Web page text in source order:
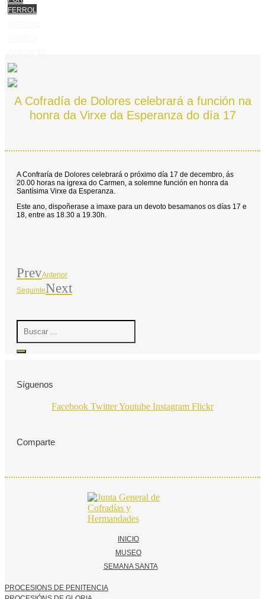
FERROL
A Cofradía de Dolores celebrará a función na
honra da Virxe da Esperanza do día 17
A Confraría de Dolores celebrará o próximo día 17 de decembro, ás
20.00 horas na igrexa do Carmen, a solemne función en honra da
Santísima Virxe da Esperanza.
Este ano, dispoñerase a imaxe para un devoto besamanos os días 17 e
18, entre as 18.30 a 19.30h.
PrevAnterior
SeguinteNext
Search
Síguenos
Facebook TwitterYoutube Instagram Flickr
Comparte
INICIO
MUSEO
SEMANA SANTA
PROCESIONS DE PENITENCIA